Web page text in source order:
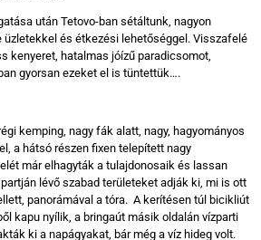
után Tetovo-ban sétáltunk, nagyon
üzletekkel és étkezési lehetőséggel. Visszafelé
kenyeret, hatalmas jóízű paradicsomot,
gyorsan ezeket el is tüntettük….
kemping, nagy fák alatt, nagy, hagyományos
a hátsó részen fixen telepített nagy
már elhagyták a tulajdonosaik és lassan
lévő szabad területeket adják ki, mi is ott
panorámával a tóra. A kerítésen túl bicikliút
kapu nyílik, a bringaút másik oldalán vízparti
ki a napágyakat, bár még a víz hideg volt.